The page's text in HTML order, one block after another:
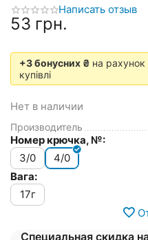
Написать отзыв
‍53‍ грн.
+3 бонусних ₴ на рахунок
купівлі
Нет в наличии
Производитель
Номер крючка, №:
3/0
4/0
Вага:
17г
Специальная скидка